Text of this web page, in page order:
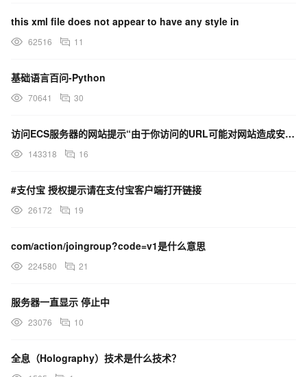
this xml file does not appear to have any style in
62516 11
基础语言百问-Python
70641 30
访问ECS服务器的网站提示“由于你访问的URL可能对网站造成安全威胁，您的访问被阻断”，这是什么原因？
143318 16
#支付宝 授权提示请在支付宝客户端打开链接
26172 19
com/action/joingroup?code=v1是什么意思
224580 21
服务器一直显示 停止中
23076 10
全息（Holography）技术是什么技术？